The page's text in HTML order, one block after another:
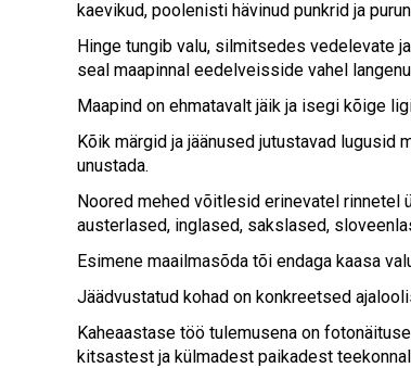
kaevikud, poolenisti hävinud punkrid ja
Hinge tungib valu, silmitsedes vedelevate
seal maapinnal eedelveisside vahel
Maapind on ehmatavalt jäik ja isegi kõige
Kõik märgid ja jäänused jutustavad
unustada.
Noored mehed võitlesid erinevatel rinnetel
austerlased, inglased, sakslased,
Esimene maailmasõda tõi endaga kaasa
Jäädvustatud kohad on konkreetsed
Kaheaastase töö tulemusena on
kitsastest ja külmadest paikadest